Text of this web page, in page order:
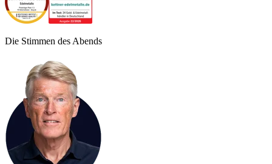
Die Stimmen des Abends